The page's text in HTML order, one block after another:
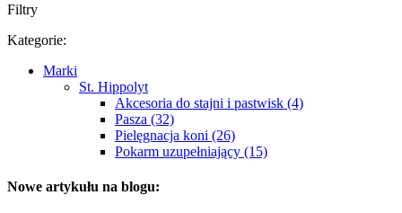
Filtry
Kategorie:
Marki
St. Hippolyt
Akcesoria do stajni i pastwisk (4)
Pasza (32)
Pielęgnacja koni (26)
Pokarm uzupełniający (15)
Nowe artykułu na blogu: